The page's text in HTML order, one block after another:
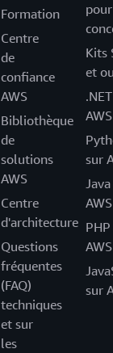
Formation
Centre
de
confiance
AWS
Bibliothèque
de
solutions
AWS
Centre
d'architecture
Questions
fréquentes
(FAQ)
techniques
et sur
les
pour
Kits
et
AWS
sur
AWS
AWS
sur